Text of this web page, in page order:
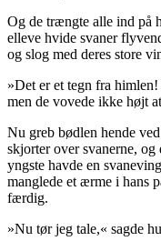
Og de trængte alle ind på
elleve hvide svaner
og slog med deres store
»Det er et tegn fra
men de vovede ikke højt
Nu greb bødlen hende
skjorter over svanerne,
yngste havde en
manglede et ærme i hans
færdig.
»Nu tørjeg tale,« sagde